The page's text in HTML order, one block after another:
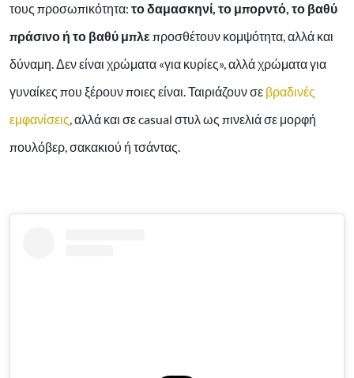
τους προσωπικότητα: το δαμασκηνί, το μπορντό, το βαθύ
πράσινο ή το βαθύ μπλεπροσθέτουν κομψότητα, αλλά και
δύναμη. Δεν είναι χρώματα «για κυρίες», αλλά χρώματα για
γυναίκες που ξέρουν ποιες είναι. Ταιριάζουν σε βραδινές
εμφανίσεις, αλλά και σε casual στυλ ως πινελιά σε μορφή
πουλόβερ, σακακιού ή τσάντας.